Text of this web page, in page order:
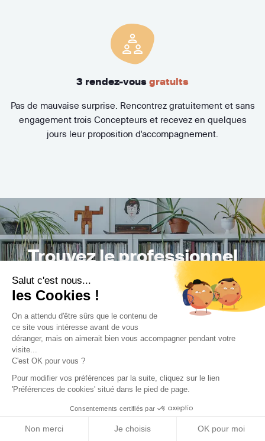
Salut c'est nous...
les Cookies !
On a attendu d'être sûrs que le contenu de
ce site vous intéresse avant de vous
déranger, mais on aimerait bien vous accompagner pendant votre
visite...
C'est OK pour vous ?
Pour modifier vos préférences par la suite, cliquez sur le lien
'Préférences de cookies' situé dans le pied de page.
Consentements certifiés par
Non merci Je choisis OK pour moi
3 rendez-vous gratuits
Pas de mauvaise surprise. Rencontrez gratuitement et sans
engagement trois Concepteurs et recevez en quelques
jours leur proposition d'accompagnement.
Trouvez le professionnel
le plus adapté à votre
Trouver mon Concepteur